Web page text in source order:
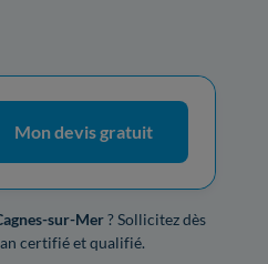
Mon devis gratuit
sur-Mer? Sollicitez dès
certifié et qualifié.